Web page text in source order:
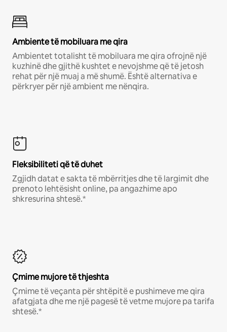
Ambiente të mobiluara me qira
Ambientet totalisht të mobiluara me qira ofrojnë një
kuzhinë dhe gjithë kushtet e nevojshme që të jetosh
rehat për një muaj a më shumë. Është alternativa e
përkryer për një ambient me nënqira.
Fleksibiliteti që të duhet
Zgjidh datat e sakta të mbërritjes dhe të largimit dhe
prenoto lehtësisht online, pa angazhime apo
shkresurina shtesë.*
Çmime mujore të thjeshta
Çmime të veçanta për shtëpitë e pushimeve me qira
afatgjata dhe me një pagesë të vetme mujore pa tarifa
shtesë.*